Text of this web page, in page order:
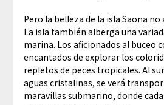
Pero la belleza de la isla Saona no
La isla también alberga una
marina. Los aficionados al buceo
encantados de explorar los
repletos de peces tropicales. Al
aguas cristalinas, se verá
maravillas submarino, donde